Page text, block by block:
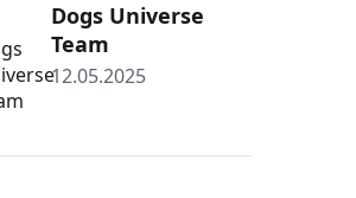
Dogs Universe
Team
12.05.2025